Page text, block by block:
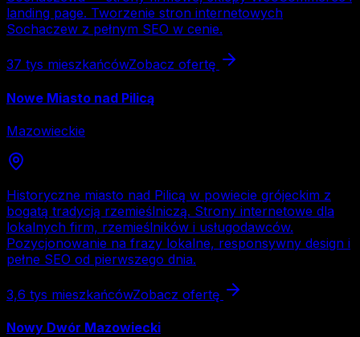
landing page. Tworzenie stron internetowych
Sochaczew z pełnym SEO w cenie.
37 tys mieszkańcówZobacz ofertę
Nowe Miasto nad Pilicą
Mazowieckie
Historyczne miasto nad Pilicą w powiecie grójeckim z
bogatą tradycją rzemieślniczą. Strony internetowe dla
lokalnych firm, rzemieślników i usługodawców.
Pozycjonowanie na frazy lokalne, responsywny design i
pełne SEO od pierwszego dnia.
3,6 tys mieszkańcówZobacz ofertę
Nowy Dwór Mazowiecki